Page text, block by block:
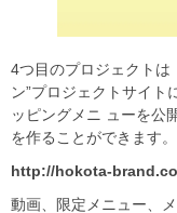
4つ目のプロジェクトは
ン”プロジェクトサイト
ッピングメニ ューを公
を作ることができます。
http://hokota-
動画、限定メニュー、